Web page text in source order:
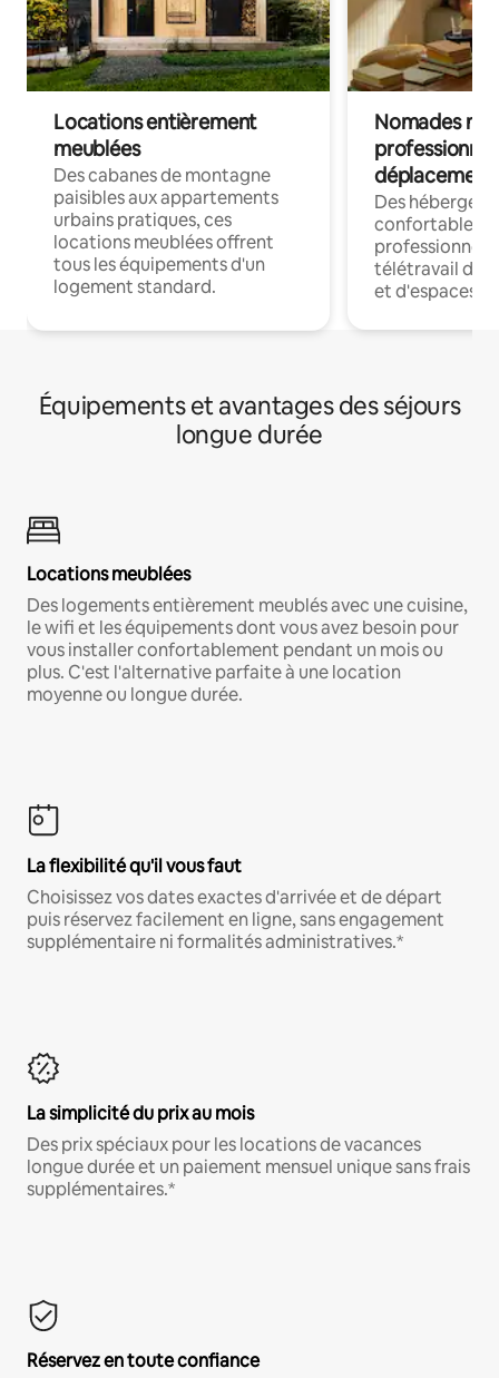
Locations entièrement
meublées
Des cabanes de montagne
paisibles aux appartements
urbains pratiques, ces
locations meublées offrent
tous les équipements d'un
logement standard.
Nomades
déplacement
Des
confortables
professionnels
télétravail
et d'espaces
Équipements et avantages des séjours
longue durée
Locations meublées
Des logements entièrement meublés avec une cuisine,
le wifi et les équipements dont vous avez besoin pour
vous installer confortablement pendant un mois ou
plus. C'est l'alternative parfaite à une location
moyenne ou longue durée.
La flexibilité qu'il vous faut
Choisissez vos dates exactes d'arrivée et de départ
puis réservez facilement en ligne, sans engagement
supplémentaire ni formalités administratives.*
La simplicité du prix au mois
Des prix spéciaux pour les locations de vacances
longue durée et un paiement mensuel unique sans frais
supplémentaires.*
Réservez en toute confiance